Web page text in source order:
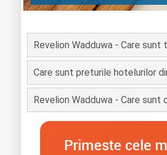
Revelion Wadduwa - Care sunt
Care sunt preturile hotelurilor
Revelion Wadduwa - Care
Primeste cele